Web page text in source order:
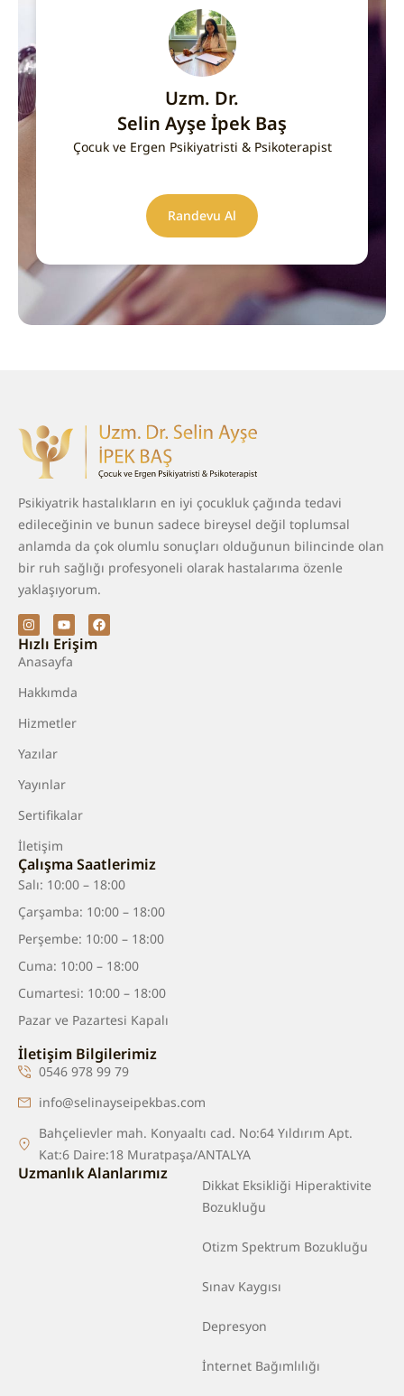
Uzm. Dr.
Selin Ayşe İpek Baş
Çocuk ve Ergen Psikiyatristi & Psikoterapist
Randevu Al
Psikiyatrik hastalıkların en iyi çocukluk çağında tedavi
edileceğinin ve bunun sadece bireysel değil toplumsal
anlamda da çok olumlu sonuçları olduğunun bilincinde olan
bir ruh sağlığı profesyoneli olarak hastalarıma özenle
yaklaşıyorum.
Hızlı Erişim
Anasayfa
Hakkımda
Hizmetler
Yazılar
Yayınlar
Sertifikalar
İletişim
Çalışma Saatlerimiz
Salı: 10:00 – 18:00
Çarşamba: 10:00 – 18:00
Perşembe: 10:00 – 18:00
Cuma: 10:00 – 18:00
Cumartesi: 10:00 – 18:00
Pazar ve Pazartesi Kapalı
İletişim Bilgilerimiz
0546 978 99 79
info@selinayseipekbas.com
Bahçelievler mah. Konyaaltı cad. No:64 Yıldırım Apt.
Kat:6 Daire:18 Muratpaşa/ANTALYA
Uzmanlık Alanlarımız
Dikkat Eksikliği Hiperaktivite
Bozukluğu
Otizm Spektrum Bozukluğu
Sınav Kaygısı
Depresyon
İnternet Bağımlılığı